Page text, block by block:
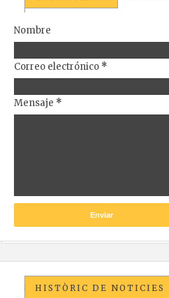
Nombre
Correo electrónico *
Mensaje *
HISTÒRIC DE NOTICIES